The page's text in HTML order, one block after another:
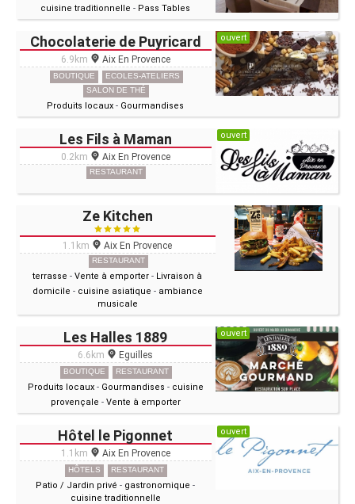
cuisine traditionnelle - Pass Tables
Chocolaterie de Puyricard
6.9km Aix En Provence
BOUTIQUE
ECOLES-ATELIERS
SALON DE THÉ
Produits locaux - Gourmandises
ouvert
Les Fils à Maman
0.2km Aix En Provence
RESTAURANT
ouvert
Ze Kitchen
1.1km Aix En Provence
RESTAURANT
terrasse -Vente à emporter - Livraison à
domicile - cuisine asiatique - ambiance
musicale
Les Halles 1889
6.6km Eguilles
BOUTIQUE RESTAURANT
Produits locaux - Gourmandises - cuisine
provençale - Vente à emporter
ouvert
Hôtel le Pigonnet
1.1km Aix En Provence
HÔTELS RESTAURANT
Patio / Jardin privé - gastronomique -
cuisine traditionnelle
ouvert